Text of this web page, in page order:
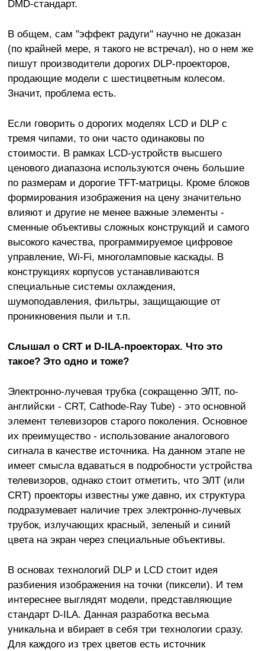
DMD-стандарт.
В общем, сам "эффект радуги" научно не доказан
(по крайней мере, я такого не встречал), но о нем же
пишут производители дорогих DLP-проекторов,
продающие модели с шестицветным колесом.
Значит, проблема есть.
Если говорить о дорогих моделях LCD и DLP с
тремя чипами, то они часто одинаковы по
стоимости. В рамках LCD-устройств высшего
ценового диапазона используются очень большие
по размерам и дорогие TFT-матрицы. Кроме блоков
формирования изображения на цену значительно
влияют и другие не менее важные элементы -
сменные объективы сложных конструкций и самого
высокого качества, программируемое цифровое
управление, Wi-Fi, многоламповые каскады. В
конструкциях корпусов устанавливаются
специальные системы охлаждения,
шумоподавления, фильтры, защищающие от
проникновения пыли и т.п.
Слышал о CRT и D-ILA-проекторах. Что это
такое? Это одно и тоже?
Электронно-лучевая трубка (сокращенно ЭЛТ, по-
английски - CRT, Cathode-Ray Tube) - это основной
элемент телевизоров старого поколения. Основное
их преимущество - использование аналогового
сигнала в качестве источника. На данном этапе не
имеет смысла вдаваться в подробности устройства
телевизоров, однако стоит отметить, что ЭЛТ (или
CRT) проекторы известны уже давно, их структура
подразумевает наличие трех электронно-лучевых
трубок, излучающих красный, зеленый и синий
цвета на экран через специальные объективы.
В основах технологий DLP и LCD стоит идея
разбиения изображения на точки (пиксели). И тем
интереснее выглядят модели, представляющие
стандарт D-ILA. Данная разработка весьма
уникальна и вбирает в себя три технологии сразу.
Для каждого из трех цветов есть источник